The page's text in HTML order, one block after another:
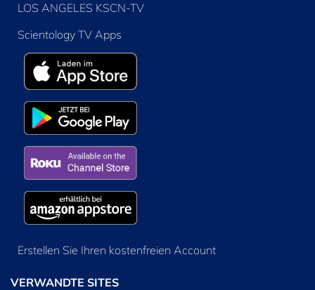
LOS ANGELES KSCN-TV
Scientology TV Apps
Erstellen Sie Ihren kostenfreien Account
VERWANDTE SITES